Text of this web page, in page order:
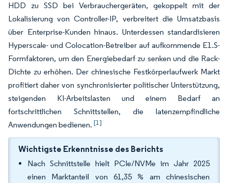
HDD zu SSD bei Verbrauchergeräten, gekoppelt mit der
Lokalisierung von Controller-IP, verbreitert die Umsatzbasis
über Enterprise-Kunden hinaus. Unterdessen standardisieren
Hyperscale- und Colocation-Betreiber auf aufkommende E1.S-
Formfaktoren, um den Energiebedarf zu senken und die Rack-
Dichte zu erhöhen. Der chinesische Festkörperlaufwerk Markt
profitiert daher von synchronisierter politischer Unterstützung,
steigenden KI-Arbeitslasten und einem Bedarf an
fortschrittlichen Schnittstellen, die latenzempfindliche
Anwendungen bedienen. [1]
Wichtigste Erkenntnisse des Berichts
Nach Schnittstelle hielt PCIe/NVMe im Jahr 2025
einen Marktanteil von 61,35 % am chinesischen